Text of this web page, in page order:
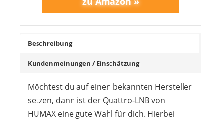
Beschreibung
Kundenmeinungen / Einschätzung
Möchtest du auf einen bekannten Hersteller
setzen, dann ist der Quattro-LNB von
HUMAX eine gute Wahl für dich. Hierbei